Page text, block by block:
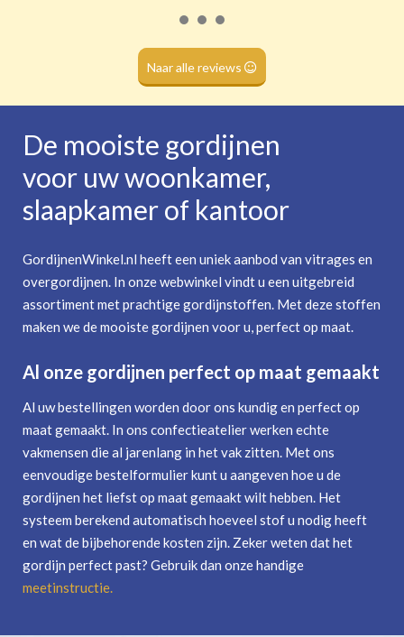
Naar alle reviews
De mooiste gordijnen
voor uw woonkamer,
slaapkamer of kantoor
GordijnenWinkel.nl heeft een uniek aanbod van vitrages en
overgordijnen. In onze webwinkel vindt u een uitgebreid
assortiment met prachtige gordijnstoffen. Met deze stoffen
maken we de mooiste gordijnen voor u, perfect op maat.
Al onze gordijnen perfect op maat gemaakt
Al uw bestellingen worden door ons kundig en perfect op
maat gemaakt. In ons confectieatelier werken echte
vakmensen die al jarenlang in het vak zitten. Met ons
eenvoudige bestelformulier kunt u aangeven hoe u de
gordijnen het liefst op maat gemaakt wilt hebben. Het
systeem berekend automatisch hoeveel stof u nodig heeft
en wat de bijbehorende kosten zijn. Zeker weten dat het
gordijn perfect past? Gebruik dan onze handige
meetinstructie.